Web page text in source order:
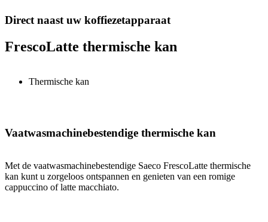
Direct naast uw koffiezetapparaat
FrescoLatte thermische kan
Thermische kan
Vaatwasmachinebestendige thermische kan
Met de vaatwasmachinebestendige Saeco FrescoLatte thermische
kan kunt u zorgeloos ontspannen en genieten van een romige
cappuccino of latte macchiato.